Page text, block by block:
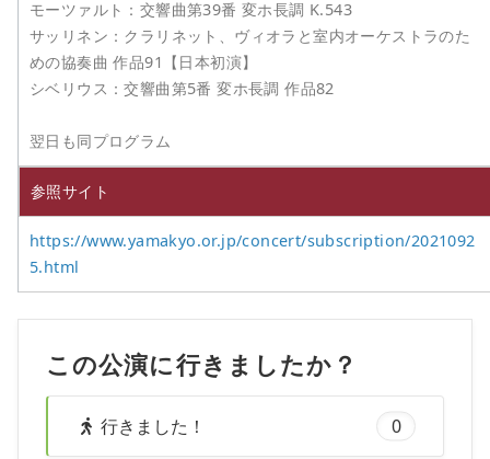
モーツァルト：交響曲第39番 変ホ長調 K.543
サッリネン：クラリネット、ヴィオラと室内オーケストラのた
めの協奏曲 作品91【日本初演】
シベリウス：交響曲第5番 変ホ長調 作品82
翌日も同プログラム
参照サイト
https://www.yamakyo.or.jp/concert/subscription/2021092
5.html
この公演に行きましたか？
行きました！ 0